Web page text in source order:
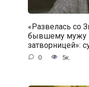
«Развелась со
бывшему мужу
затворницей»:
0 5к.